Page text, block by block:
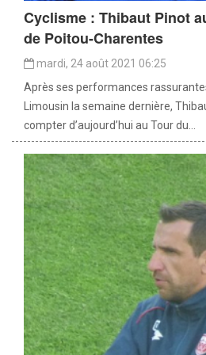
Cyclisme : Thibaut Pinot
de Poitou-Charentes
mardi, 24 août 2021 06:25
Après ses performances
Limousin la semaine dernière,
compter d’aujourd’hui au Tour du...